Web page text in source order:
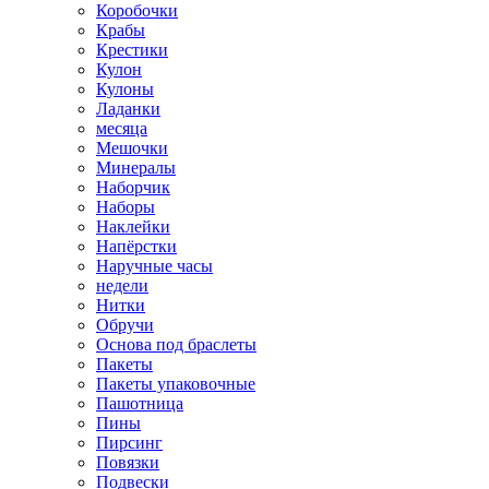
Коробочки
Крабы
Крестики
Кулон
Кулоны
Ладанки
месяца
Мешочки
Минералы
Наборчик
Наборы
Наклейки
Напёрстки
Наручные часы
недели
Нитки
Обручи
Основа под браслеты
Пакеты
Пакеты упаковочные
Пашотница
Пины
Пирсинг
Повязки
Подвески